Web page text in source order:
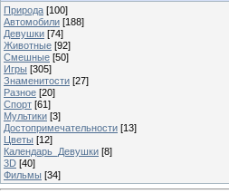
Природа [100]
Автомобили [188]
Девушки [74]
Животные [92]
Смешные [50]
Игры [305]
Знаменитости [27]
Разное [20]
Спорт [61]
Мультики [3]
Достопримечательности [13]
Цветы [12]
Календарь_Девушки [8]
3D [40]
Фильмы [34]